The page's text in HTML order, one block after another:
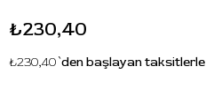
₺230,40
₺230,40`den başlayan taksitlerle